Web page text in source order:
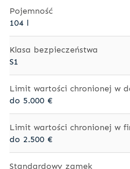
Pojemność
104 l
Klasa bezpieczeństwa
S1
Limit wartości chronionej w
do 5.000 €
Limit wartości chronionej w
do 2.500 €
Standardowy zamek